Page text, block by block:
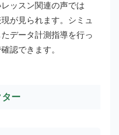
ッスン関連の声では
が見られます。シミュ
データ計測指導を行っ
認できます。
ー